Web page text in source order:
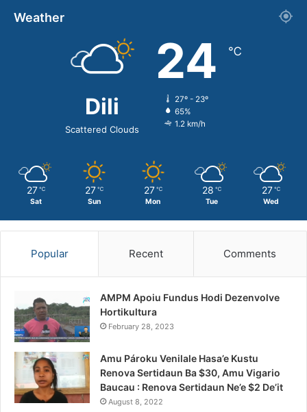
Weather
Dili
Scattered Clouds
24 ℃
27º - 23º
65%
1.2 km/h
27 ℃
Sat
27 ℃
Sun
27 ℃
Mon
28 ℃
Tue
27 ℃
Wed
Popular Recent Comments
AMPM Apoiu Fundus Hodi Dezenvolve
Hortikultura
February 28, 2023
Amu Pároku Venilale Hasa’e Kustu
Renova Sertidaun Ba $30, Amu Vigario
Baucau : Renova Sertidaun Ne’e $2 De’it
August 8, 2022